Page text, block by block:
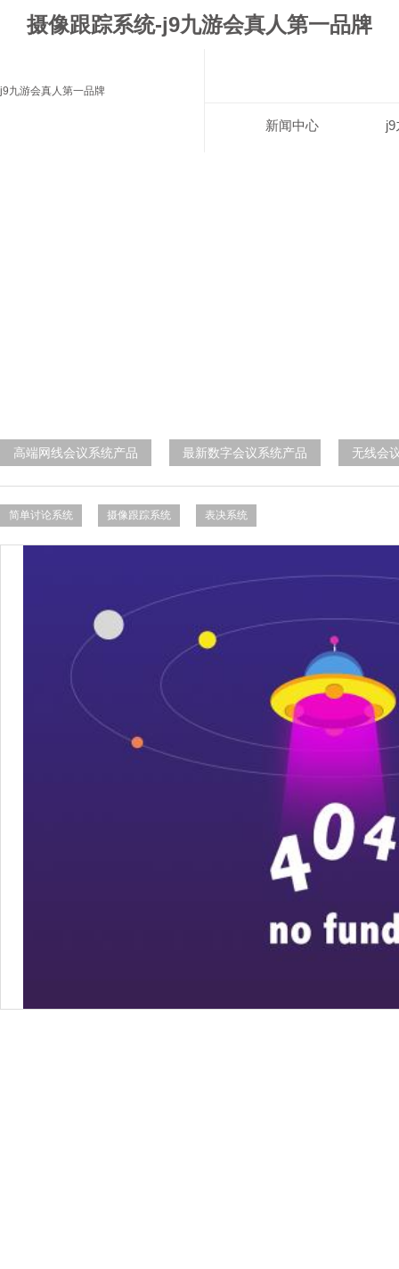
摄像跟踪系统-j9九游会真人第一品牌
j9九游会真人第一品牌
新闻中心
高端网线会议系统产品 最新数字会议系统产品 无线会
简单讨论系统 摄像跟踪系统 表决系统